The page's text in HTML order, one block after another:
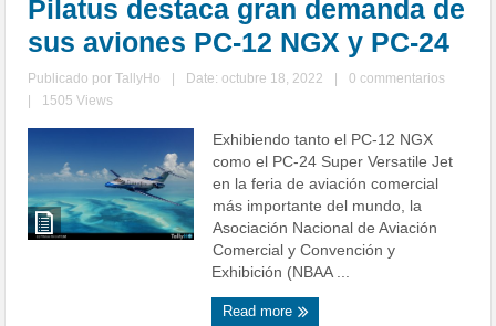
Pilatus destaca gran demanda de
sus aviones PC-12 NGX y PC-24
Publicado porTallyHo Date: octubre 18, 2022
0 commentarios
1505 Views
Exhibiendo tanto el PC-12 NGX
como el PC-24 Super Versatile Jet
en la feria de aviación comercial
más importante del mundo, la
Asociación Nacional de Aviación
Comercial y Convención y
Exhibición (NBAA ...
Read more